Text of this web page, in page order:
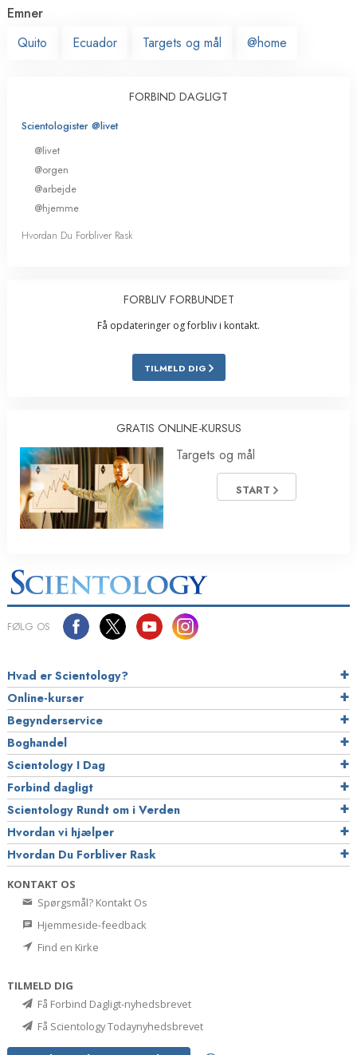
Emner
Quito
Ecuador Targets og mål @home
FORBIND DAGLIGT
Scientologister @livet
@livet
@orgen
@arbejde
@hjemme
Hvordan Du Forbliver Rask
FORBLIV FORBUNDET
Få opdateringer og forbliv i kontakt.
TILMELD DIG
GRATIS ONLINE-KURSUS
Targets og mål
START
FØLG OS
Hvad er Scientology?
Online-kurser
Begynderservice
Boghandel
Scientology I Dag
Forbind dagligt
Scientology Rundt om i Verden
Hvordan vi hjælper
Hvordan Du Forbliver Rask
KONTAKT OS
Spørgsmål? Kontakt Os
Hjemmeside-feedback
Find en Kirke
TILMELD DIG
Få Forbind Dagligt-nyhedsbrevet
Få Scientology Todaynyhedsbrevet